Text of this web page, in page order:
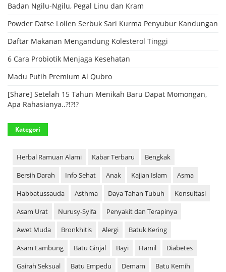
Badan Ngilu-Ngilu, Pegal Linu dan Kram
Powder Datse Lollen Serbuk Sari Kurma Penyubur Kandungan
Daftar Makanan Mengandung Kolesterol Tinggi
6 Cara Probiotik Menjaga Kesehatan
Madu Putih Premium Al Qubro
[Share] Setelah 15 Tahun Menikah Baru Dapat Momongan,
Apa Rahasianya..?!?!?
Kategori
Herbal Ramuan Alami Kabar Terbaru
Bengkak
Bersih Darah
Info Sehat Anak Kajian Islam
Asma
Habbatussauda
Asthma Daya Tahan Tubuh
Konsultasi
Asam Urat
Nurusy-Syifa
Penyakit dan Terapinya
Awet Muda
Bronkhitis Alergi
Batuk Kering
Asam Lambung
Batu Ginjal Bayi Hamil
Diabetes
Gairah Seksual
Batu Empedu Demam
Batu Kemih